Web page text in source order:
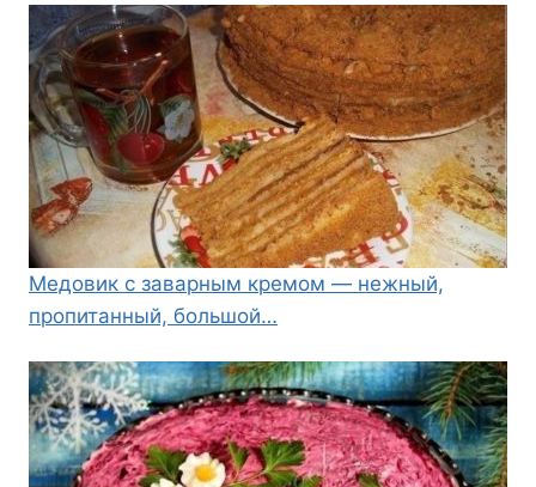
Медовик с заварным кремом — нежный,
пропитанный, большой…